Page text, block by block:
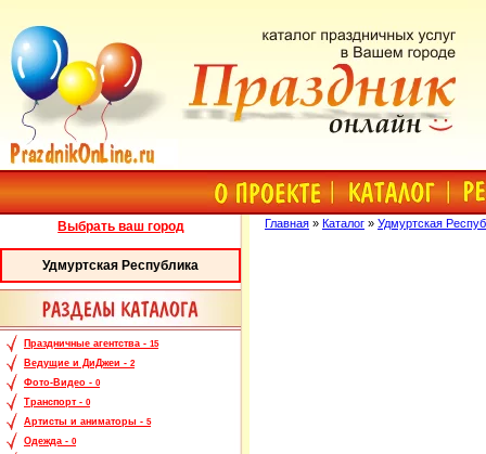
Выбрать ваш город
Удмуртская Республика
Праздничные агентства - 15
Ведущие и ДиДжеи - 2
Фото-Видео - 0
Транспорт - 0
Артисты и аниматоры - 5
Одежда - 0
Главная » Каталог » Удмуртская